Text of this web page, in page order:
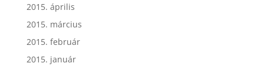
2015. április
2015. március
2015. február
2015. január